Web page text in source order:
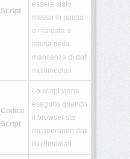
Script
essere stato
messo in pausa
o ritardata a
causa della
mancanza di dati
multimediali
Codice
Script
Lo script viene
eseguito quando
il browser sta
recuperando dati
multimediali